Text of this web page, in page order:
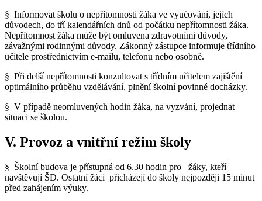
§ Informovat školu o nepřítomnosti žáka ve vyučování, jejích
důvodech, do tří kalendářních dnů od počátku nepřítomnosti žáka.
Nepřítomnost žáka může být omluvena zdravotními důvody,
závažnými rodinnými důvody. Zákonný zástupce informuje třídního
učitele prostřednictvím e-mailu, telefonu nebo osobně.
§ Při delší nepřítomnosti konzultovat s třídním učitelem zajištění
optimálního průběhu vzdělávání, plnění školní povinné docházky.
§ V případě neomluvených hodin žáka, na vyzvání, projednat
situaci se školou.
V. Provoz a vnitřní režim školy
§ Školní budova je přístupná od 6.30 hodin pro žáky, kteří
navštěvují ŠD. Ostatní žáci přicházejí do školy nejpozději 15 minut
před zahájením výuky.